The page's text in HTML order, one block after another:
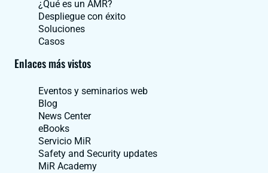
¿Qué es un AMR?
Despliegue con éxito
Soluciones
Casos
Enlaces más vistos
Eventos y seminarios web
Blog
News Center
eBooks
Servicio MiR
Safety and Security updates
MiR Academy